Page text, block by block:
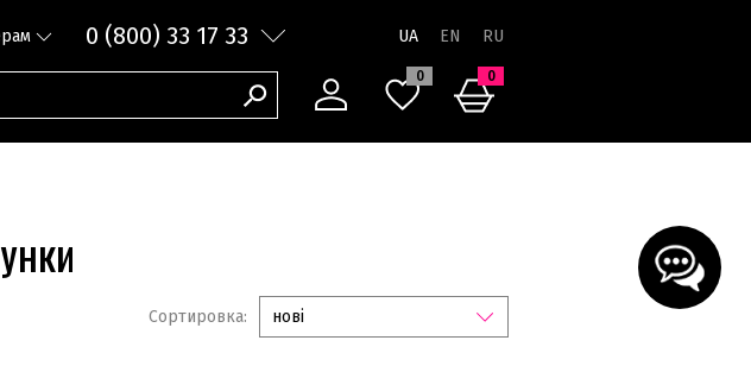
0 (800) 33 17 33 UA
0 0
Сортировка: нові